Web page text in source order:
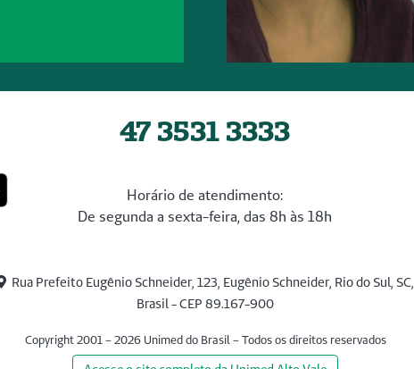
47 3531 3333
Horário de atendimento:
De segunda a sexta-feira, das 8h às 18h
Rua Prefeito Eugênio Schneider, 123, Eugênio Schneider, Rio do Sul, SC,
Brasil - CEP 89.167-900
Copyright 2001 – 2026 Unimed do Brasil – Todos os direitos reservados